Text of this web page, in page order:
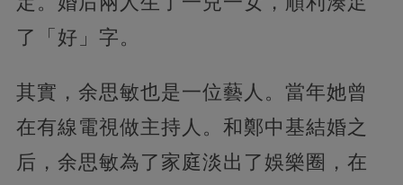
了「好」字。
其實，余思敏也是一位藝人。當年她曾
在有線電視做主持人。和鄭中基結婚之
后，余思敏為了家庭淡出了娛樂圈，在